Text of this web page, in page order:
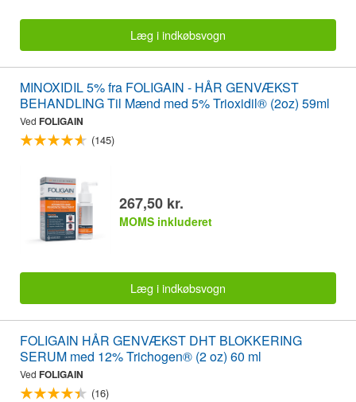
Læg i indkøbsvogn
MINOXIDIL 5% fra FOLIGAIN - HÅR GENVÆKST
BEHANDLING Til Mænd med 5% Trioxidil® (2oz) 59ml
Ved FOLIGAIN
(145)
267,50 kr.
MOMS inkluderet
Læg i indkøbsvogn
FOLIGAIN HÅR GENVÆKST DHT BLOKKERING
SERUM med 12% Trichogen® (2 oz) 60 ml
Ved FOLIGAIN
(16)